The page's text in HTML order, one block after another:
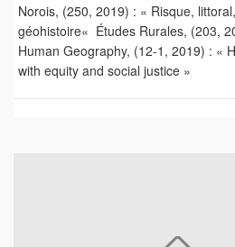
Norois, (250, 2019) : « Risque,
géohistoire« Études Rurales, (203,
Human Geography, (12-1, 2019) : «
with equity and social justice »